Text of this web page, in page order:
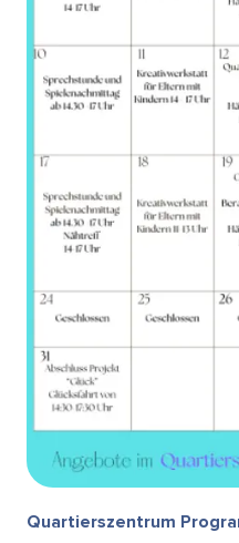
Quartierszentrum